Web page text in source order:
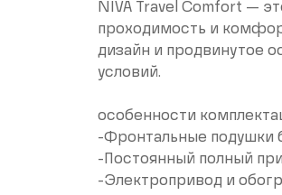
NIVA Travel Comfort —
проходимость и
дизайн и продвинутое
условий.
особенности
-Фронтальные подушки
-Постоянный полный
-Электропривод и